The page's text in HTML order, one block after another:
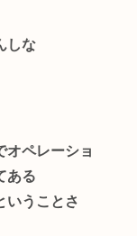
しな
ペレーショ
ある
いうことさ